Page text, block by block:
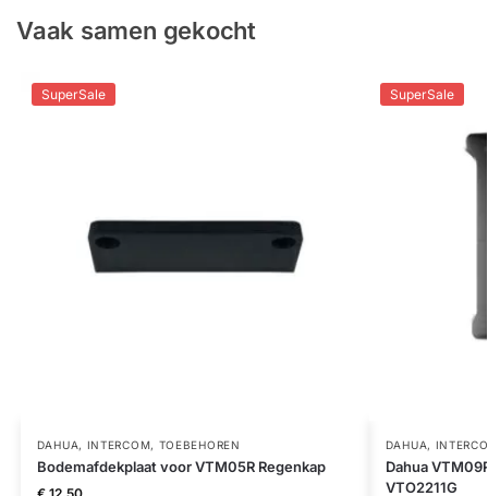
Vaak samen gekocht
SuperSale
DAHUA, INTERCOM, TOEBEHOREN
Bodemafdekplaat voor VTM05R Regenkap
SuperSale
DAHUA,
Dahua
VTO2211G